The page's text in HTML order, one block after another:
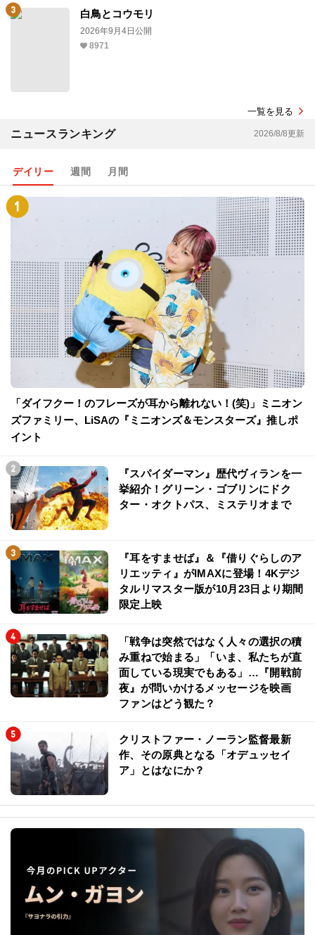
白鳥とコウモリ
2026年9月4日公開
8971
一覧を見る
ニュースランキング 2026/8/8更新
デイリー 週間 月間
「ダイフクー！のフレーズが耳から離れない！(笑)」ミニオン
ズファミリー、LiSAの『ミニオンズ＆モンスターズ』推しポ
イント
『スパイダーマン』歴代ヴィランを一
挙紹介！グリーン・ゴブリンにドク
ター・オクトパス、ミステリオまで
『耳をすませば』＆『借りぐらしのア
リエッティ』がIMAXに登場！4Kデジ
タルリマスター版が10月23日より期間
限定上映
「戦争は突然ではなく人々の選択の積
み重ねで始まる」「いま、私たちが直
面している現実でもある」…『開戦前
夜』が問いかけるメッセージを映画
ファンはどう観た？
クリストファー・ノーラン監督最新
作、その原典となる「オデュッセイ
ア」とはなにか？